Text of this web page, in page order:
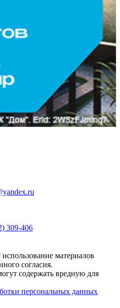
309-406
материалов
согласия.
содержать вредную для
персональных данных